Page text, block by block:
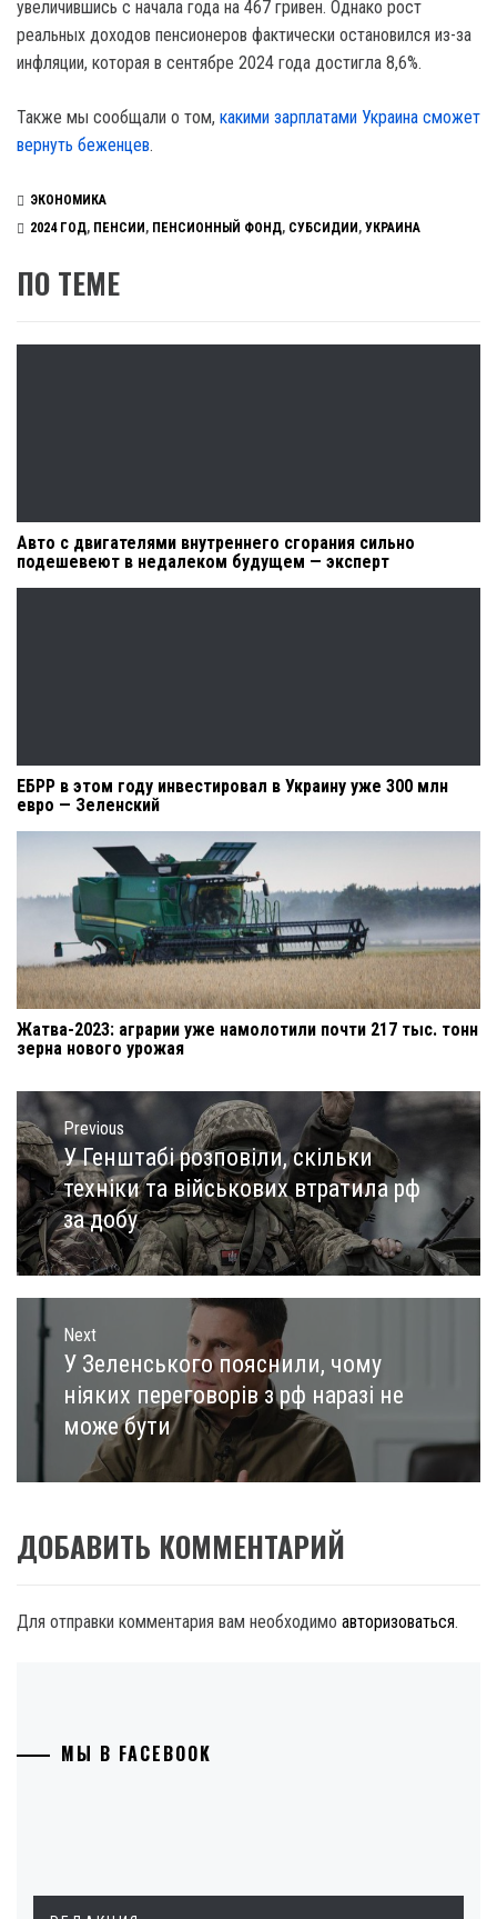
увеличившись с начала года на 467 гривен. Однако рост
реальных доходов пенсионеров фактически остановился из-за
инфляции, которая в сентябре 2024 года достигла 8,6%.
Также мы сообщали о том, какими зарплатами Украина сможет
вернуть беженцев.
ЭКОНОМИКА
2024 ГОД, ПЕНСИИ , ПЕНСИОННЫЙ ФОНД, СУБСИДИИ , УКРАИНА
ПО ТЕМЕ
Авто с двигателями внутреннего сгорания сильно
подешевеют в недалеком будущем — эксперт
ЕБРР в этом году инвестировал в Украину уже 300 млн
евро — Зеленский
Жатва-2023: аграрии уже намолотили почти 217 тыс. тонн
зерна нового урожая
Навигация
по
записям
Previous
Previous
post:
У Генштабі розповіли, скільки
техніки та військових втратила рф
за добу
Next
Next
post:
У Зеленського пояснили, чому
ніяких переговорів з рф наразі не
може бути
ДОБАВИТЬ КОММЕНТАРИЙ
Для отправки комментария вам необходимо авторизоваться.
МЫ В FACEBOOK